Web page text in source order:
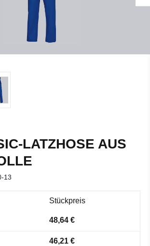
LATZHOSE AUS
13
Stückpreis
48,64 €
46,21 €